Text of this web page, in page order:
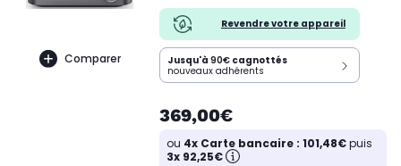
Comparer
Revendre votre appareil
Jusqu'à 90€ cagnottés
nouveaux adhérents
369,00€
ou 4x Carte bancaire : 101,48€puis
3x 92,25€